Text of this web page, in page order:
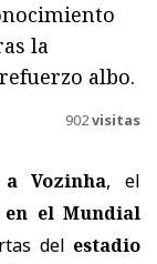
la
albo.
902visitas
Vozinha, el
en el Mundial
del estadio